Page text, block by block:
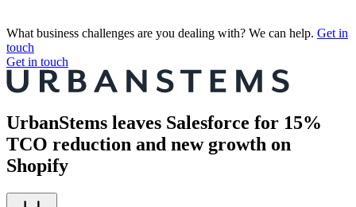
What business challenges are you dealing with? We can help. Get in
touch
Get in touch
UrbanStems leaves Salesforce for 15%
TCO reduction and new growth on
Shopify